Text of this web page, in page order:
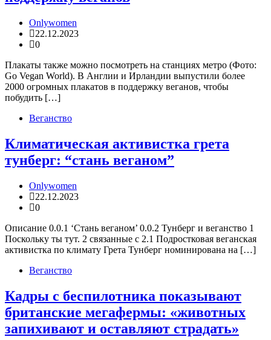
Onlywomen
22.12.2023
0
Плакаты также можно посмотреть на станциях метро (Фото:
Go Vegan World). В Англии и Ирландии выпустили более
2000 огромных плакатов в поддержку веганов, чтобы
побудить […]
Веганство
Климатическая активистка грета
тунберг: “стань веганом”
Onlywomen
22.12.2023
0
Описание 0.0.1 ‘Стань веганом’ 0.0.2 Тунберг и веганство 1
Поскольку ты тут. 2 связанные с 2.1 Подростковая веганская
активистка по климату Грета Тунберг номинирована на […]
Веганство
Кадры с беспилотника показывают
британские мегафермы: «животных
запихивают и оставляют страдать»